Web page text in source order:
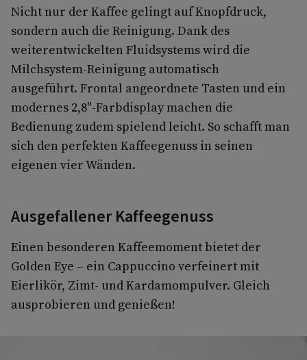
Nicht nur der Kaffee gelingt auf Knopfdruck,
sondern auch die Reinigung. Dank des
weiterentwickelten Fluidsystems wird die
Milchsystem-Reinigung automatisch
ausgeführt. Frontal angeordnete Tasten und ein
modernes 2,8"-Farbdisplay machen die
Bedienung zudem spielend leicht. So schafft man
sich den perfekten Kaffeegenuss in seinen
eigenen vier Wänden.
Ausgefallener Kaffeegenuss
Einen besonderen Kaffeemoment bietet der
Golden Eye – ein Cappuccino verfeinert mit
Eierlikör, Zimt- und Kardamompulver. Gleich
ausprobieren und genießen!